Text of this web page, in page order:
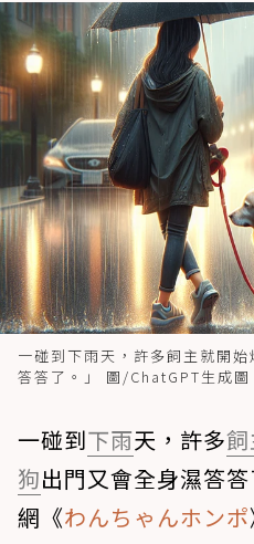
一碰到下雨天，許多飼主就開
答答了。」 圖/ChatGPT生成圖
一碰到下雨天，許多飼
狗出門又會全身濕答
網《わんちゃんホンポ